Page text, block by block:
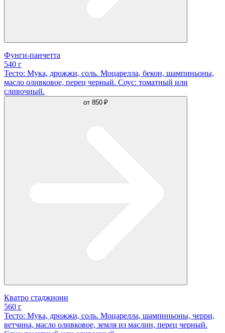
Фунги-панчетта
540 г
Тесто: Мука, дрожжи, соль. Моцарелла, бекон, шампиньоны,
масло оливковое, перец черный. Соус: томатный или
сливочный.
от 850 ₽
Кватро стаджиони
560 г
Тесто: Мука, дрожжи, соль. Моцарелла, шампиньоны, черри,
ветчина, масло оливковое, земля из маслин, перец черный.